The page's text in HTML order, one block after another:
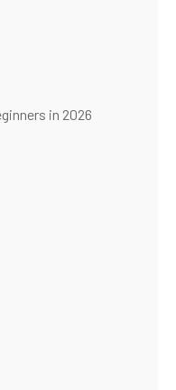
in 2026